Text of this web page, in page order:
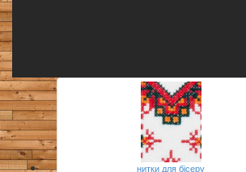
нитки для бісеру